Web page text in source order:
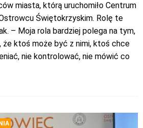
miasta, którą uruchomiło Centrum
Świętokrzyskim. Rolę te
– Moja rola bardziej polega na tym,
że ktoś może być z nimi, ktoś chce
nie kontrolować, nie mówić co